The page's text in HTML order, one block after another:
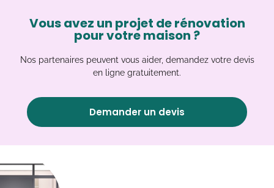
Vous avez un projet de rénovation
pour votre maison ?
Nos partenaires peuvent vous aider, demandez votre devis
en ligne gratuitement.
Demander un devis